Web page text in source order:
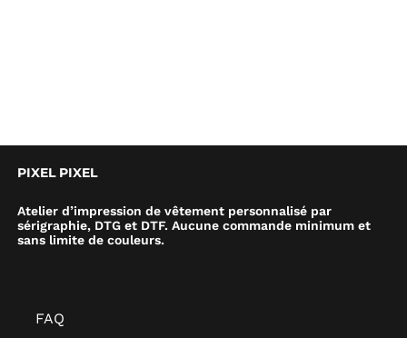
PIXEL PIXEL
Atelier d’impression de vêtement personnalisé par
sérigraphie, DTG et DTF. Aucune commande minimum et
sans limite de couleurs.
FAQ